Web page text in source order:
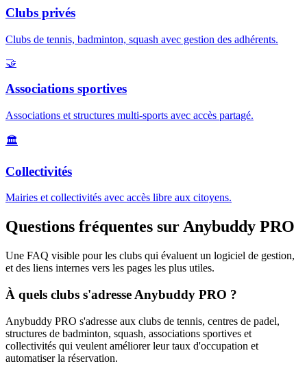
Clubs privés
Clubs de tennis, badminton, squash avec gestion des adhérents.
🤝
Associations sportives
Associations et structures multi-sports avec accès partagé.
🏛️
Collectivités
Mairies et collectivités avec accès libre aux citoyens.
Questions fréquentes sur Anybuddy PRO
Une FAQ visible pour les clubs qui évaluent un logiciel de gestion,
et des liens internes vers les pages les plus utiles.
À quels clubs s'adresse Anybuddy PRO ?
Anybuddy PRO s'adresse aux clubs de tennis, centres de padel,
structures de badminton, squash, associations sportives et
collectivités qui veulent améliorer leur taux d'occupation et
automatiser la réservation.